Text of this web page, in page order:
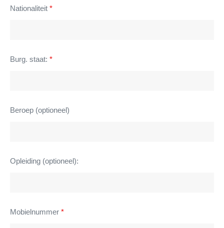
Nationaliteit *
Burg. staat: *
Beroep (optioneel)
Opleiding (optioneel):
Mobielnummer *